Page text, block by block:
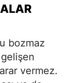
bozmaz
vermez.